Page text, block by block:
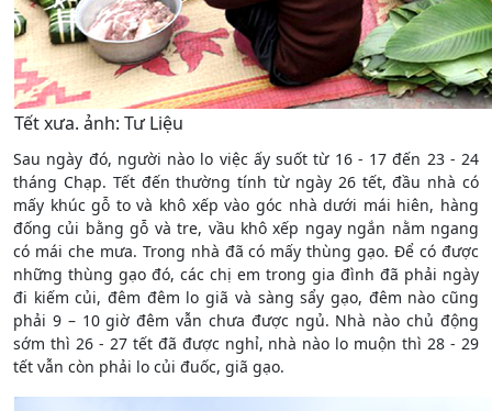
Tết xưa. ảnh: Tư Liệu
Sau ngày đó, người nào lo việc ấy suốt từ 16 - 17 đến 23 - 24
tháng Chạp. Tết đến thường tính từ ngày 26 tết, đầu nhà có
mấy khúc gỗ to và khô xếp vào góc nhà dưới mái hiên, hàng
đống củi bằng gỗ và tre, vầu khô xếp ngay ngắn nằm ngang
có mái che mưa. Trong nhà đã có mấy thùng gạo. Để có được
những thùng gạo đó, các chị em trong gia đình đã phải ngày
đi kiếm củi, đêm đêm lo giã và sàng sẩy gạo, đêm nào cũng
phải 9 – 10 giờ đêm vẫn chưa được ngủ. Nhà nào chủ động
sớm thì 26 - 27 tết đã được nghỉ, nhà nào lo muộn thì 28 - 29
tết vẫn còn phải lo củi đuốc, giã gạo.